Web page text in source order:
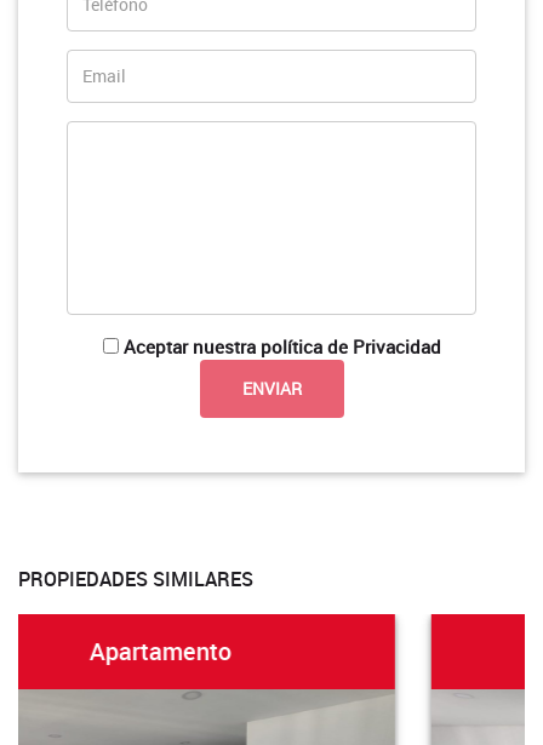
Aceptar nuestra política de Privacidad
PROPIEDADES SIMILARES
Apartamento